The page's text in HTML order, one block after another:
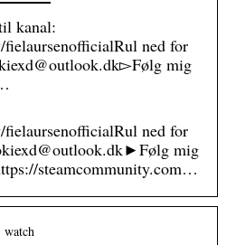
kanal:
ned for
mig
ned for
mig
steamcommunity.com…
watch